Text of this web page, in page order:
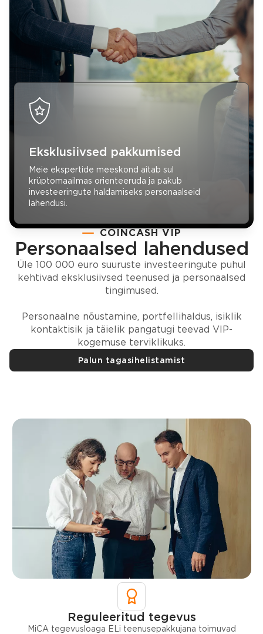
COINCASH VIP
Personaalsed lahendused
Üle 100 000 euro suuruste investeeringute puhul
kehtivad eksklusiivsed teenused ja personaalsed
tingimused.
Personaalne nõustamine, portfellihaldus, isiklik
kontaktisik ja täielik pangatugi teevad VIP-
kogemuse terviklikuks.
Palun tagasihelistamist
Eksklusiivsed pakkumised
Meie ekspertide meeskond aitab sul
krüptomaailmas orienteeruda ja pakub
investeeringute haldamiseks personaalseid
lahendusi.
Reguleeritud tegevus
MiCA tegevusloaga ELi teenusepakkujana toimuvad